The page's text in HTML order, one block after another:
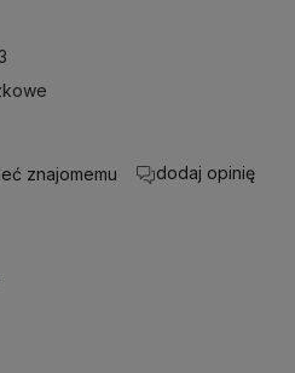
znajomemu dodaj opinię